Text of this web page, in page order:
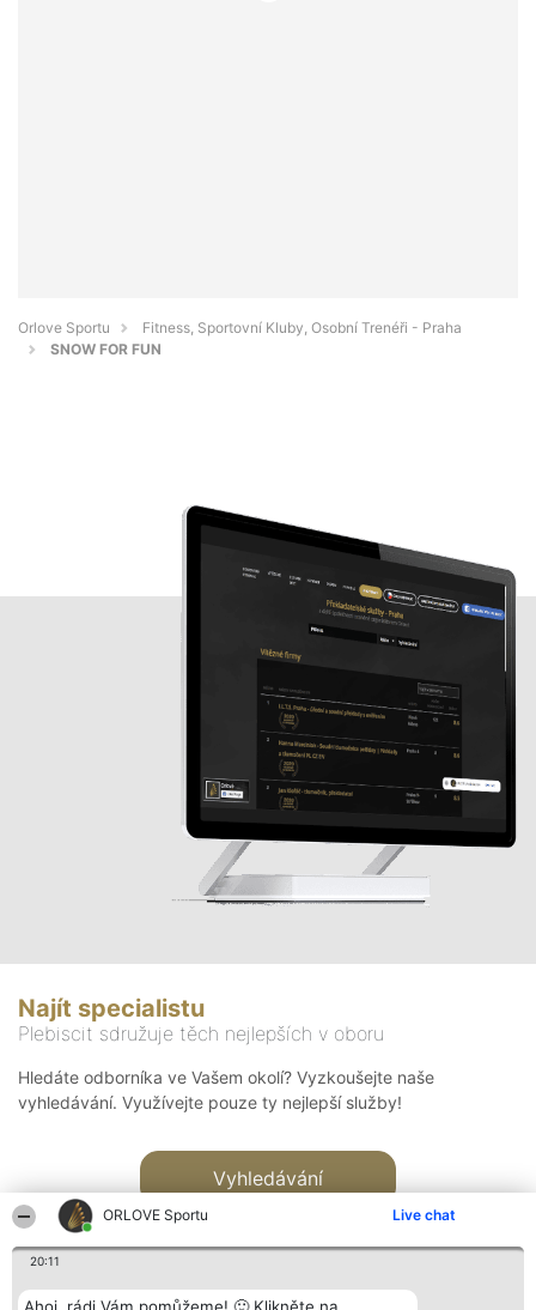
ORLOVE Sportu Live chat
20:11
Orlove Sportu
Fitness, Sportovní Kluby, Osobní Trenéři - Praha
SNOW FOR FUN
Najít specialistu
Plebiscit sdružuje těch nejlepších v oboru
Hledáte odborníka ve Vašem okolí? Vyzkoušejte naše
vyhledávání. Využívejte pouze ty nejlepší služby!
Vyhledávání